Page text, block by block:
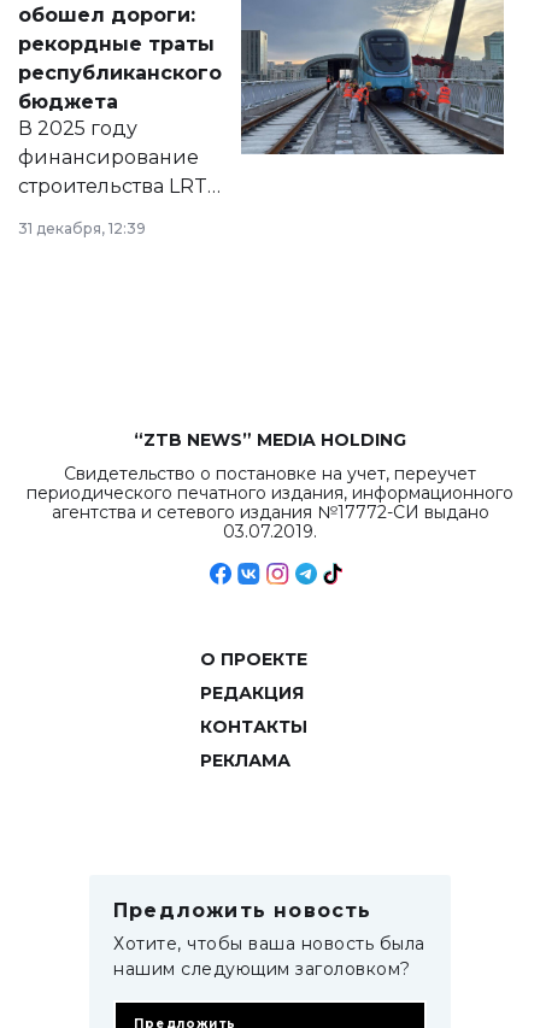
появился в базе
нормативных
правовых актов и
на сайте маслихат
города.
обошел дороги:
рекордные траты
республиканского
бюджета
В 2025 году
финансирование
строительства LRT
в Астане из
республиканского
31 декабря, 12:39
“ZTB NEWS” MEDIA HOLDING
Свидетельство о постановке на учет, переучет
периодического печатного издания, информационного
агентства и сетевого издания №17772-СИ выдано
03.07.2019.
О ПРОЕКТЕ
РЕДАКЦИЯ
КОНТАКТЫ
РЕКЛАМА
Предложить новость
Хотите, чтобы ваша новость была
нашим следующим заголовком?
Предложить